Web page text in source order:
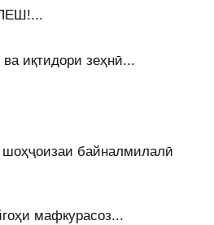
иқтидори зеҳнӣ...
байналмилалӣ
мафкурасоз...